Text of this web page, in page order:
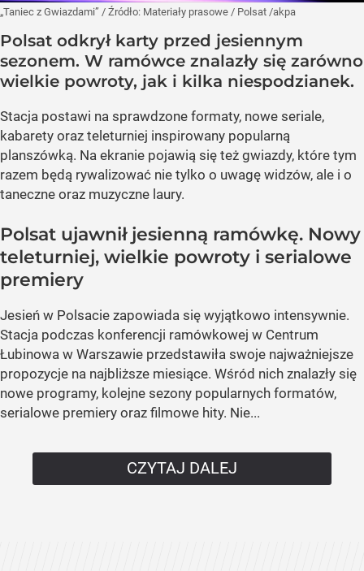
„Taniec z Gwiazdami” / Źródło: Materiały prasowe / Polsat /akpa
Polsat odkrył karty przed jesiennym
sezonem. W ramówce znalazły się zarówno
wielkie powroty, jak i kilka niespodzianek.
Stacja postawi na sprawdzone formaty, nowe seriale,
kabarety oraz teleturniej inspirowany popularną
planszówką. Na ekranie pojawią się też gwiazdy, które tym
razem będą rywalizować nie tylko o uwagę widzów, ale i o
taneczne oraz muzyczne laury.
Polsat ujawnił jesienną ramówkę. Nowy
teleturniej, wielkie powroty i serialowe
premiery
Jesień w Polsacie zapowiada się wyjątkowo intensywnie.
Stacja podczas konferencji ramówkowej w Centrum
Łubinowa w Warszawie przedstawiła swoje najważniejsze
propozycje na najbliższe miesiące. Wśród nich znalazły się
nowe programy, kolejne sezony popularnych formatów,
serialowe premiery oraz filmowe hity. Nie...
CZYTAJ DALEJ